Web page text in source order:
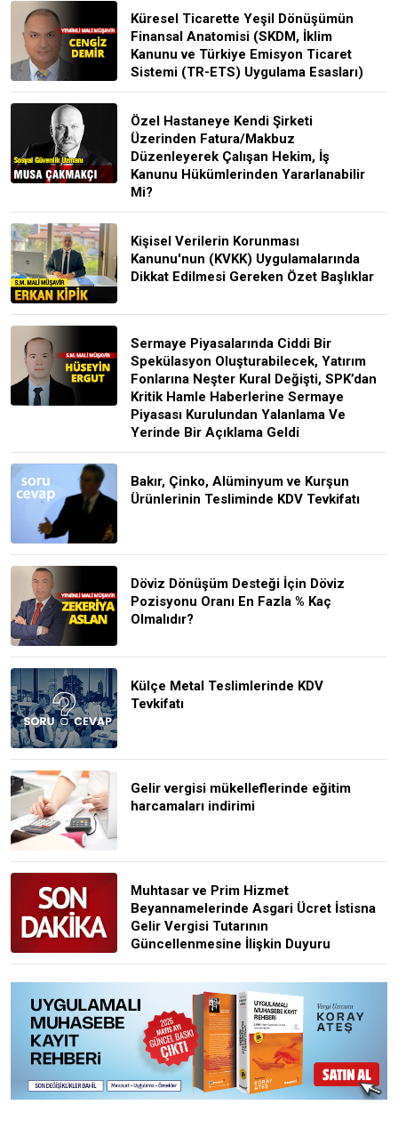
Küresel Ticarette Yeşil Dönüşümün
Finansal Anatomisi (SKDM, İklim
Kanunu ve Türkiye Emisyon Ticaret
Sistemi (TR-ETS) Uygulama Esasları)
Özel Hastaneye Kendi Şirketi
Üzerinden Fatura/Makbuz
Düzenleyerek Çalışan Hekim, İş
Kanunu Hükümlerinden Yararlanabilir
Mi?
Kişisel Verilerin Korunması
Kanunu'nun (KVKK) Uygulamalarında
Dikkat Edilmesi Gereken Özet Başlıklar
Sermaye Piyasalarında Ciddi Bir
Spekülasyon Oluşturabilecek, Yatırım
Fonlarına Neşter Kural Değişti, SPK’dan
Kritik Hamle Haberlerine Sermaye
Piyasası Kurulundan Yalanlama Ve
Yerinde Bir Açıklama Geldi
Bakır, Çinko, Alüminyum ve Kurşun
Ürünlerinin Tesliminde KDV Tevkifatı
Döviz Dönüşüm Desteği İçin Döviz
Pozisyonu Oranı En Fazla % Kaç
Olmalıdır?
Külçe Metal Teslimlerinde KDV
Tevkifatı
Gelir vergisi mükelleflerinde eğitim
harcamaları indirimi
Muhtasar ve Prim Hizmet
Beyannamelerinde Asgari Ücret İstisna
Gelir Vergisi Tutarının
Güncellenmesine İlişkin Duyuru